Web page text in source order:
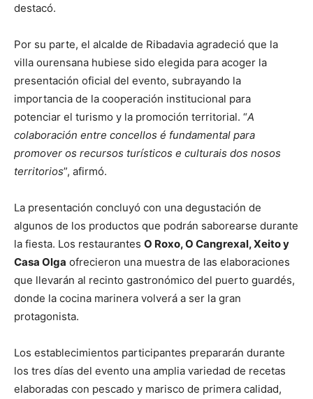
destacó.
Por su parte, el alcalde de Ribadavia agradeció que la
villa ourensana hubiese sido elegida para acoger la
presentación oficial del evento, subrayando la
importancia de la cooperación institucional para
potenciar el turismo y la promoción territorial. “A
colaboración entre concellos é fundamental para
promover os recursos turísticos e culturais dos nosos
territorios”, afirmó.
La presentación concluyó con una degustación de
algunos de los productos que podrán saborearse durante
la fiesta. Los restaurantes O Roxo, O Cangrexal, Xeito y
Casa Olga ofrecieron una muestra de las elaboraciones
que llevarán al recinto gastronómico del puerto guardés,
donde la cocina marinera volverá a ser la gran
protagonista.
Los establecimientos participantes prepararán durante
los tres días del evento una amplia variedad de recetas
elaboradas con pescado y marisco de primera calidad,